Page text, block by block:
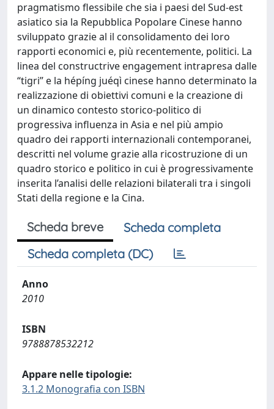
pragmatismo flessibile che sia i paesi del Sud-est
asiatico sia la Repubblica Popolare Cinese hanno
sviluppato grazie al il consolidamento dei loro
rapporti economici e, più recentemente, politici. La
linea del constructrive engagement intrapresa dalle
“tigri” e la hépíng juéqì cinese hanno determinato la
realizzazione di obiettivi comuni e la creazione di
un dinamico contesto storico-politico di
progressiva influenza in Asia e nel più ampio
quadro dei rapporti internazionali contemporanei,
descritti nel volume grazie alla ricostruzione di un
quadro storico e politico in cui è progressivamente
inserita l’analisi delle relazioni bilaterali tra i singoli
Stati della regione e la Cina.
Scheda breve
Scheda completa
Scheda completa (DC)
Anno
2010
ISBN
9788878532212
Appare nelle tipologie:
3.1.2 Monografia con ISBN